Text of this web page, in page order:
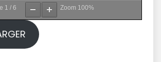
1 / 6 Zoom 100%